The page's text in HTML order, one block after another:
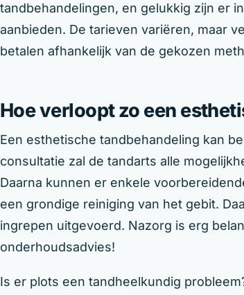
tandbehandelingen, en gelukkig zijn er
aanbieden. De tarieven variëren, maar
betalen afhankelijk van de gekozen
Hoe verloopt zo een
Een esthetische tandbehandeling kan
consultatie zal de tandarts alle
Daarna kunnen er enkele
een grondige reiniging van het gebit.
ingrepen uitgevoerd. Nazorg is erg
onderhoudsadvies!
Is er plots een tandheelkundig